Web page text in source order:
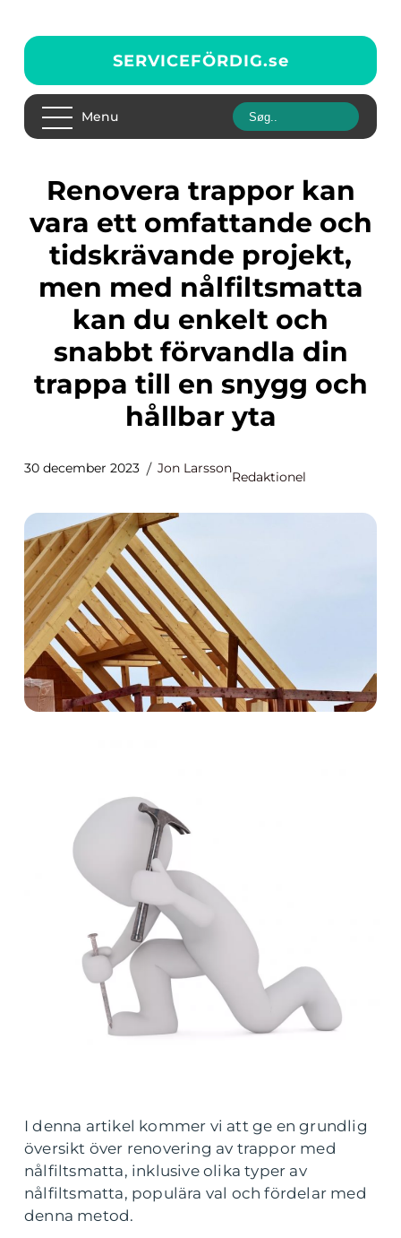
SERVICEFÖRDIG.se
Menu
Renovera trappor kan
vara ett omfattande och
tidskrävande projekt,
men med nålfiltsmatta
kan du enkelt och
snabbt förvandla din
trappa till en snygg och
hållbar yta
30 december 2023 Jon Larsson
Redaktionel
I denna artikel kommer vi att ge en grundlig
översikt över renovering av trappor med
nålfiltsmatta, inklusive olika typer av
nålfiltsmatta, populära val och fördelar med
denna metod.